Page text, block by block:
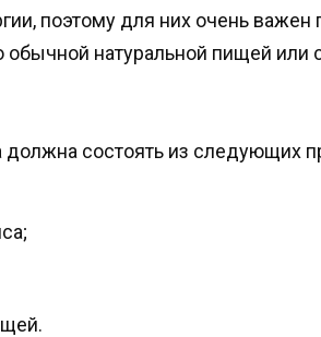
поэтому для них очень важен
натуральной пищей
должна состоять из следующих